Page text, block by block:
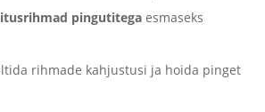
pingutitega esmaseks
rihmade kahjustusi ja hoida pinget